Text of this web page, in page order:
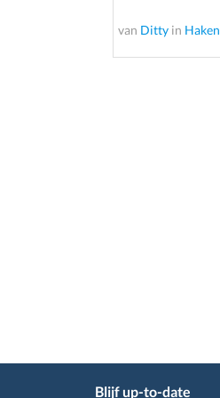
van Ditty in Haken
Blijf up-to-date